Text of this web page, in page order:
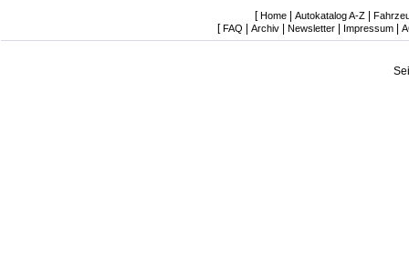
[ Home| Autokatalog A-Z|
[ FAQ Archiv Newsletter Impressum